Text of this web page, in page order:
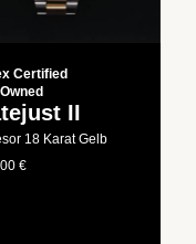
Certified
II
18 Karat Gelb
€